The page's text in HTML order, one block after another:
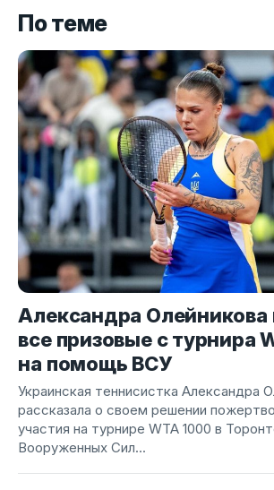
По теме
Александра Олейникова
все призовые с турнира
на помощь ВСУ
Украинская теннисистка Александра
рассказала о своем решении
участия на турнире WTA 1000 в
Вооруженных Сил...